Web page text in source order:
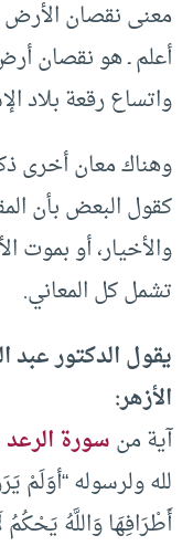
معنى نقصان الأرض
أعلم ـ هو نقصان
واتساع رقعة بلاد
وهناك معان أخرى
كقول البعض بأن
والأخيار، أو بموت
تشمل كل المعاني.
يقول الدكتور عبد
الأزهر:
آية منسورة الرعد
لله ولرسوله “أوَلَمْ
أَطْرَافِهَا وَاللَّهُ